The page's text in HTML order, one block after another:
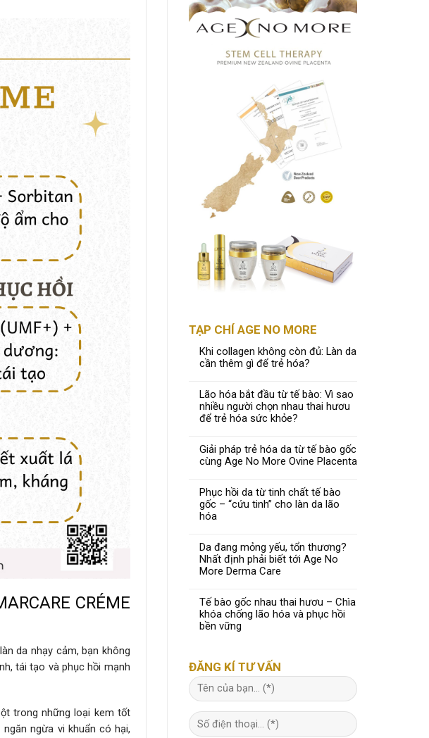
CRÉME
da nhạy cảm, bạn không
tái tạo và phục hồi mạnh
trong những loại kem tốt
ngừa vi khuẩn có hại,
TẠP CHÍ AGE NO MORE
Khi collagen không còn đủ: Làn da
cần thêm gì để trẻ hóa?
Lão hóa bắt đầu từ tế bào: Vì sao
nhiều người chọn nhau thai hươu
để trẻ hóa sức khỏe?
Giải pháp trẻ hóa da từ tế bào gốc
cùng Age No More Ovine Placenta
Phục hồi da từ tinh chất tế bào
gốc – “cứu tinh” cho làn da lão
hóa
Da đang mỏng yếu, tổn thương?
Nhất định phải biết tới Age No
More Derma Care
Tế bào gốc nhau thai hươu – Chìa
khóa chống lão hóa và phục hồi
bền vững
ĐĂNG KÍ TƯ VẤN